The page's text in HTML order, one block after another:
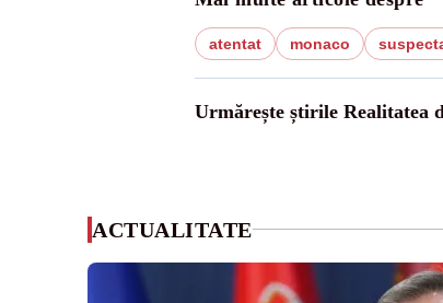
atentat monaco
Urmărește știrile Realitatea
ACTUALITATE